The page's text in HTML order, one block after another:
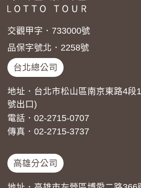
設備的 IP 位址、使用時間、使用的瀏覽
錄等，做為我們增進網站服務的參考依據
用，決不對外公布。
為提供精確的服務，我們會將收集的問卷
分析，分析結果之統計數據或說明文字呈
人之資料。
除非取得您的同意或其他法令之特別規定
在您於本網站註冊帳號、使用本網站相
贈獎時，本網站會收集您的個人識別資料
業夥伴處取得個人資料。
當客戶在本網站註冊時，我們會取得您的
身份證字號、電子郵件、出生日期、性別
料。註冊時，本網站取得您的姓名、電話
號、電子郵件、出生日期、性別、行業等
成功，並登入使用我們的服務後，本網站
其他除了上述，會保留您在上網瀏覽或
交觀甲字．733000號
品保字號北．2258號
台北總公司
地址．台北市松山區南京東路4段
號出口)
電話．02-2715-0707
傳真．02-2715-3737
高雄分公司